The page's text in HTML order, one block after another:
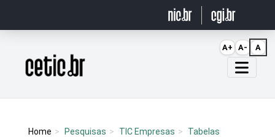
Página inicial
Home Pesquisas TIC Empresas
Tabelas
A+ A- A